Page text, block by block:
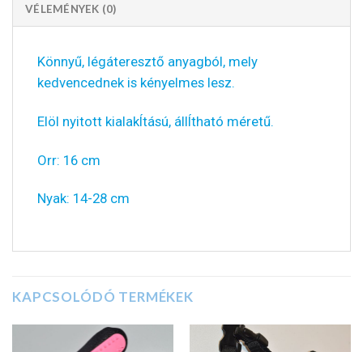
VÉLEMÉNYEK (0)
Könnyű, légáteresztő anyagból, mely
kedvencednek is kényelmes lesz.
Elöl nyitott kialakÍtású, állÍtható méretű.
Orr: 16 cm
Nyak: 14-28 cm
KAPCSOLÓDÓ TERMÉKEK